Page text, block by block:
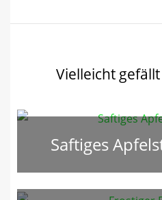
Vielleicht
Saftiges